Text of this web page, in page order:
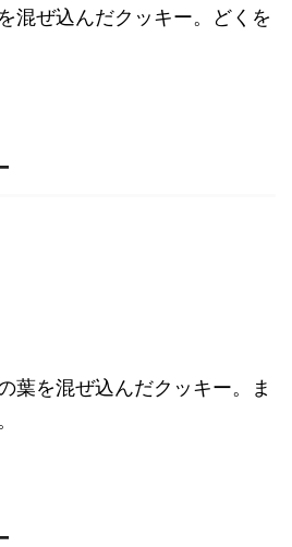
混ぜ込んだクッキー。どくを
葉を混ぜ込んだクッキー。ま